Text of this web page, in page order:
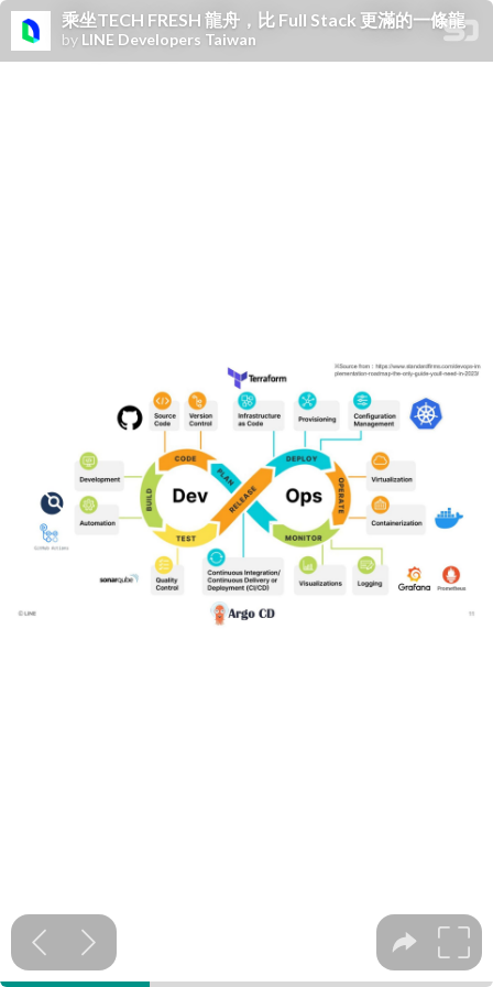
乘坐TECH FRESH 龍舟，比 Full Stack 更滿的一條龍
by LINE Developers Taiwan